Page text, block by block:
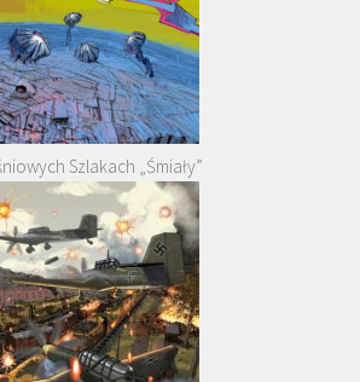
Szlakach „Śmiały”